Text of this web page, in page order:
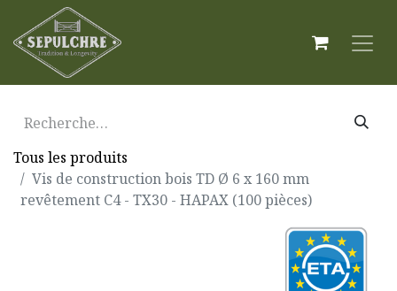
Tous les produits
Vis de construction bois TD Ø 6 x 160 mm
revêtement C4 - TX30 - HAPAX (100 pièces)